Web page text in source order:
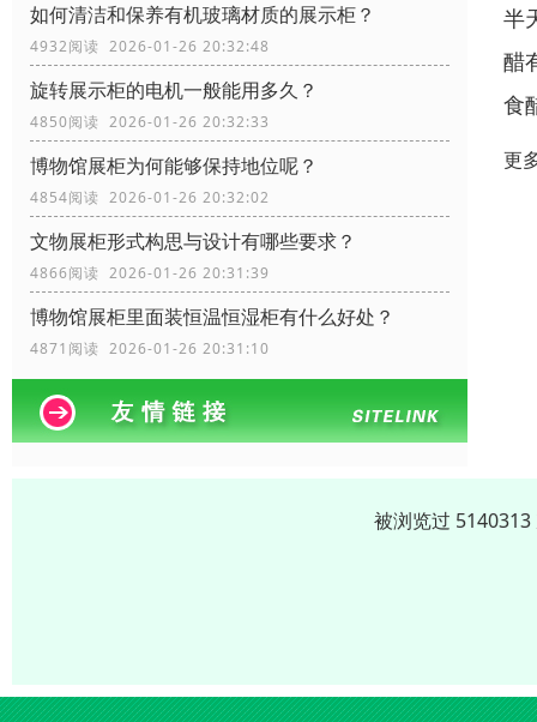
如何清洁和保养有机玻璃材质的展示柜？
4932阅读 2026-01-26 20:32:48
旋转展示柜的电机一般能用多久？
4850阅读 2026-01-26 20:32:33
博物馆展柜为何能够保持地位呢？
4854阅读 2026-01-26 20:32:02
文物展柜形式构思与设计有哪些要求？
4866阅读 2026-01-26 20:31:39
博物馆展柜里面装恒温恒湿柜有什么好处？
4871阅读 2026-01-26 20:31:10
半
醋
食
更
被浏览过